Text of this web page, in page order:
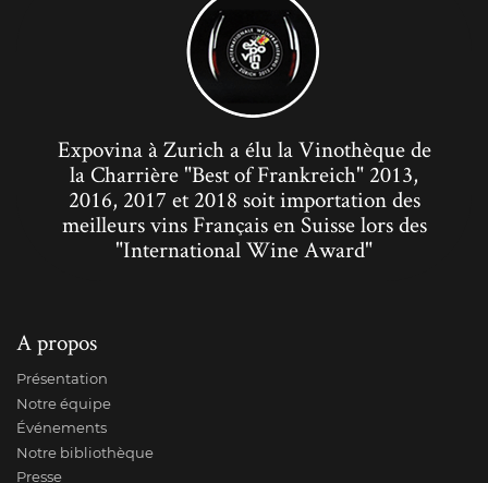
Expovina à Zurich a élu la Vinothèque de
la Charrière "Best of Frankreich" 2013,
2016, 2017 et 2018 soit importation des
meilleurs vins Français en Suisse lors des
"International Wine Award"
A propos
Présentation
Notre équipe
Événements
Notre bibliothèque
Presse